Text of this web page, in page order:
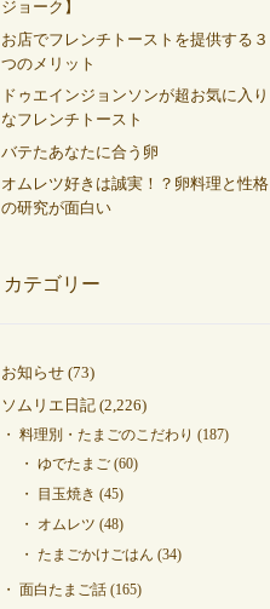
ジョーク】
お店でフレンチトーストを提供する３
つのメリット
ドゥエインジョンソンが超お気に入り
なフレンチトースト
バテたあなたに合う卵
オムレツ好きは誠実！？卵料理と性格
の研究が面白い
カテゴリー
お知らせ (73)
ソムリエ日記 (2,226)
料理別・たまごのこだわり (187)
ゆでたまご (60)
目玉焼き (45)
オムレツ (48)
たまごかけごはん (34)
面白たまご話 (165)